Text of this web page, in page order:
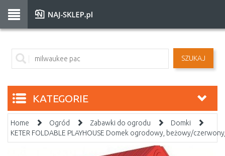
SZUKAJ
KATEGORIE
Home Ogród Zabawki do ogrodu
Domki
KETER FOLDABLE PLAYHOUSE Domek ogrodowy, beżowy/